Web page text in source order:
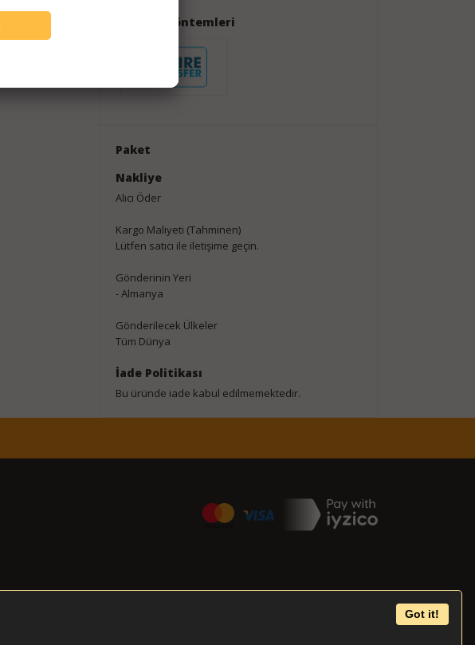
Got it!
Ödeme Yöntemleri
Paket
Nakliye
Alıcı Öder
Kargo Maliyeti (Tahminen)
Lütfen satıcı ile iletişime geçin.
Gönderinin Yeri
- Almanya
Gönderilecek Ülkeler
Tüm Dünya
İade Politikası
Bu üründe iade kabul edilmemektedir.